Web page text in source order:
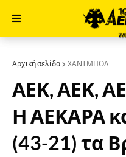
7/
Αρχική σελίδα ΧΑΝΤΜΠΟΛ
ΑΕΚ, ΑΕΚ,
Η ΑΕΚΑΡΑ
(43-21) τα